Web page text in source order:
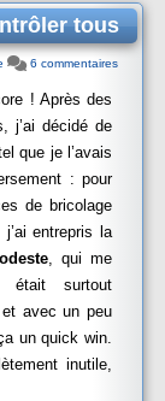
tous
6 commentaires
! Après des
j’ai décidé de
que je l’avais
: pour
de bricolage
entrepris la
, qui me
était surtout
avec un peu
un quick win.
inutile,